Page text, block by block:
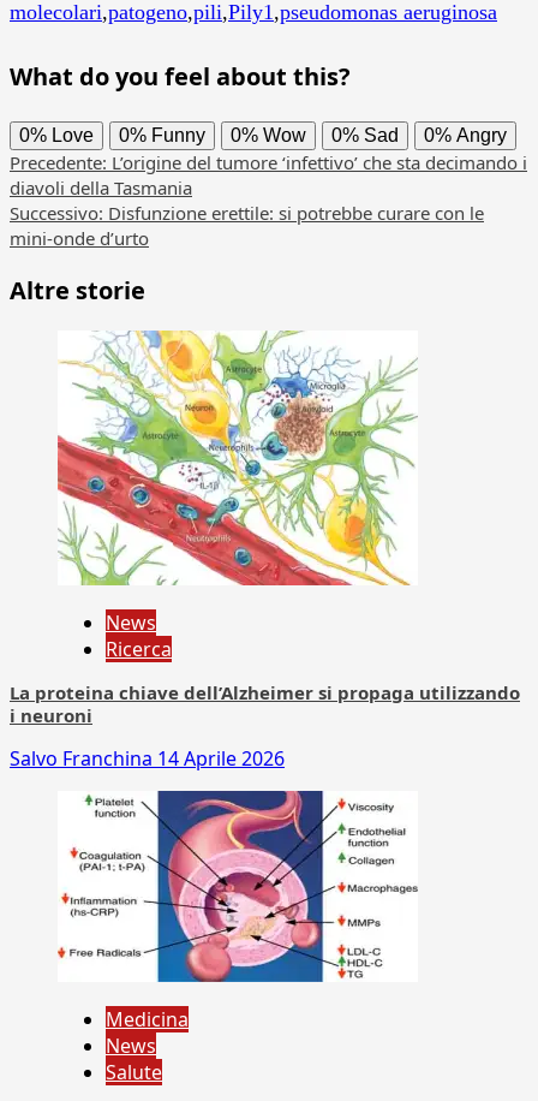
molecolari,patogeno,pili,Pily1 ,pseudomonas aeruginosa
What do you feel about this?
0% Love 0% Funny 0% Wow 0% Sad 0% Angry
Navigazione
articolo
Precedente: L’origine del tumore ‘infettivo’ che sta decimando i
diavoli della Tasmania
Successivo: Disfunzione erettile: si potrebbe curare con le
mini-onde d’urto
Altre storie
News
Ricerca
La proteina chiave dell’Alzheimer si propaga utilizzando
i neuroni
Salvo Franchina 14 Aprile 2026
Medicina
News
Salute